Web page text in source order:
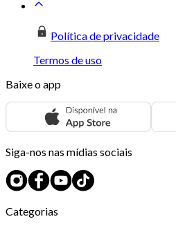
Política de privacidade
Termos de uso
Baixe o app
Siga-nos nas mídias sociais
Categorias